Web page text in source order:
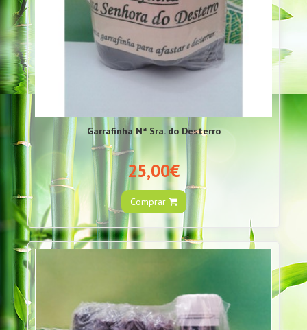
Garrafinha Nª Sra. do Desterro
25,00€
Comprar